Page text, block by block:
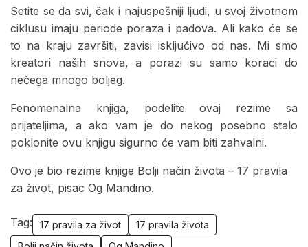
Setite se da svi, čak i najuspešniji ljudi, u svoj životnom
ciklusu imaju periode poraza i padova. Ali kako će se
to na kraju završiti, zavisi isključivo od nas. Mi smo
kreatori naših snova, a porazi su samo koraci do
nečega mnogo boljeg.
Fenomenalna knjiga, podelite ovaj rezime sa
prijateljima, a ako vam je do nekog posebno stalo
poklonite ovu knjigu sigurno će vam biti zahvalni.
Ovo je bio rezime knjige Bolji način života – 17 pravila
za život, pisac Og Mandino.
Tag: 17 pravila za život
17 pravila života